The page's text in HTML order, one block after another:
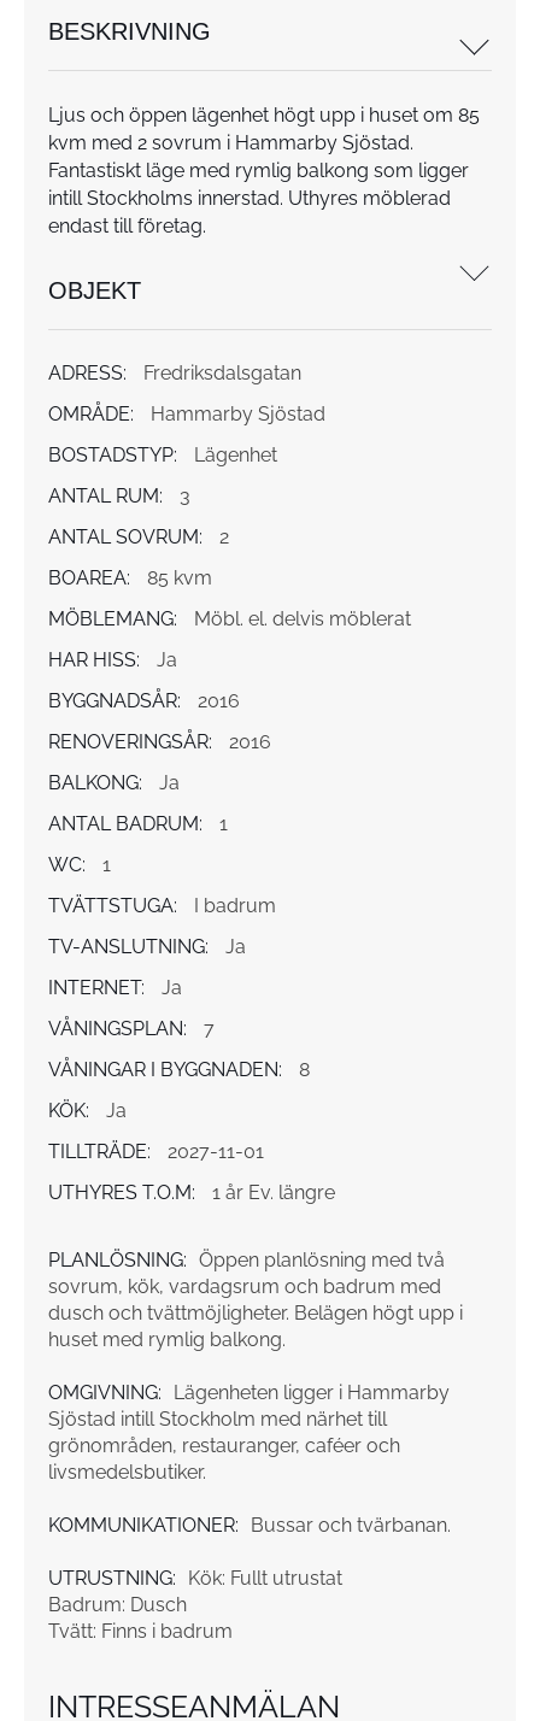
BESKRIVNING
Ljus och öppen lägenhet högt upp i huset om 85
kvm med 2 sovrum i Hammarby Sjöstad.
Fantastiskt läge med rymlig balkong som ligger
intill Stockholms innerstad. Uthyres möblerad
endast till företag.
OBJEKT
ADRESS:
Fredriksdalsgatan
OMRÅDE:
Hammarby Sjöstad
BOSTADSTYP:
Lägenhet
ANTAL RUM:
3
ANTAL SOVRUM:
2
BOAREA:
85 kvm
MÖBLEMANG:
Möbl. el. delvis möblerat
HAR HISS:
Ja
BYGGNADSÅR:
2016
RENOVERINGSÅR:
2016
BALKONG:
Ja
ANTAL BADRUM:
1
WC:
1
TVÄTTSTUGA:
I badrum
TV-ANSLUTNING:
Ja
INTERNET:
Ja
VÅNINGSPLAN:
7
VÅNINGAR I BYGGNADEN:
8
KÖK:
Ja
TILLTRÄDE:
2027-11-01
UTHYRES T.O.M:
1 år Ev. längre
PLANLÖSNING: Öppen planlösning med två
sovrum, kök, vardagsrum och badrum med
dusch och tvättmöjligheter. Belägen högt upp i
huset med rymlig balkong.
OMGIVNING:
Lägenheten ligger i Hammarby
Sjöstad intill Stockholm med närhet till
grönområden, restauranger, caféer och
livsmedelsbutiker.
KOMMUNIKATIONER: Bussar och tvärbanan.
UTRUSTNING:
Kök: Fullt utrustat
Badrum: Dusch
Tvätt: Finns i badrum
INTRESSEANMÄLAN